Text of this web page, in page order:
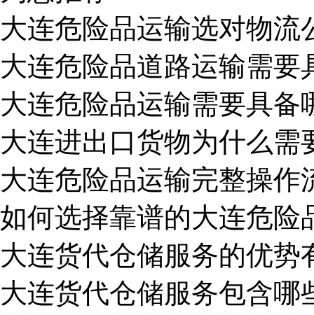
大连危险品运输选对物
大连危险品道路运输需
大连危险品运输需要具备
大连进出口货物为什么需
大连危险品运输完整操作
如何选择靠谱的大连危险
大连货代仓储服务的优势
大连货代仓储服务包含哪